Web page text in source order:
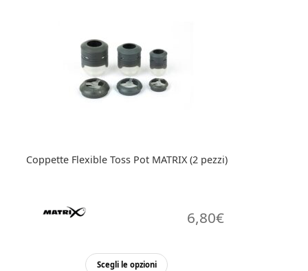
Coppette Flexible Toss Pot MATRIX (2 pezzi)
6,80€
Scegli le opzioni